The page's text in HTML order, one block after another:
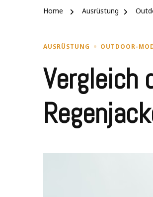
Home Ausrüstung
AUSRÜSTUNG OUTDOOR-
Vergleich